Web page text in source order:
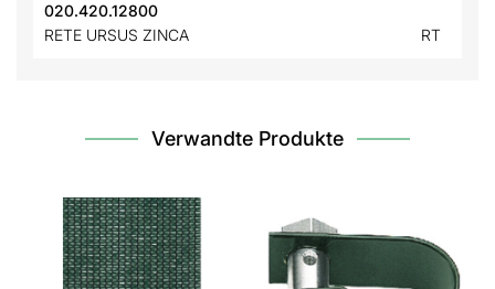
020.420.12800
RETE URSUS ZINCA
RT
Verwandte Produkte